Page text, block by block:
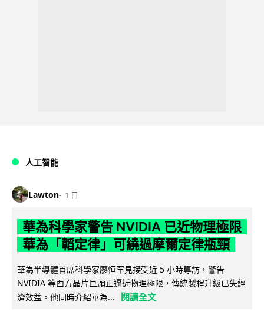
人工智能
Lawton 1 日
華為科學家警告 NVIDIA 已近物理極限
華為「韜定律」可繞過摩爾定律瓶頸
華為半導體首席科學家廖恒罕見接受近 5 小時專訪，警告
NVIDIA 等西方晶片巨頭正逼近物理極限，傳統製程升級已失經
濟效益。他同時介紹華為...
閱讀全文